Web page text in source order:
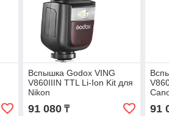
Вспышка Godox VING
V860IIIN TTL Li-Ion Kit для
Nikon
91 080₸ 91